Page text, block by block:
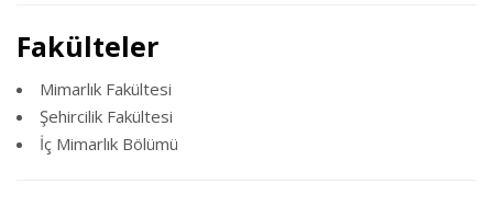
Fakülteler
Mimarlık Fakültesi
Şehircilik Fakültesi
İç Mimarlık Bölümü